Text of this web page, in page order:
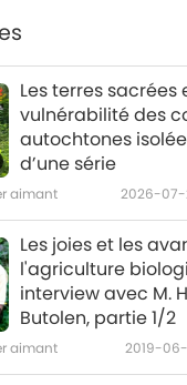
Les terres sacrées
vulnérabilité des
autochtones
d’une série
aimant 2026-07-
Les joies et les
l'agriculture
interview avec M.
Butolen, partie 1/2
aimant 2019-06-